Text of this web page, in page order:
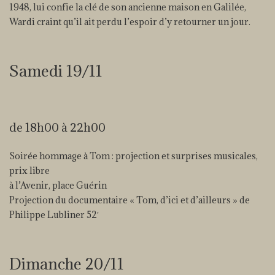
1948, lui confie la clé de son ancienne maison en Galilée,
Wardi craint qu’il ait perdu l’espoir d’y retourner un jour.
Samedi 19/11
de 18h00 à 22h00
Soirée hommage à Tom : projection et surprises musicales,
prix libre
à l’Avenir, place Guérin
Projection du documentaire « Tom, d’ici et d’ailleurs » de
Philippe Lubliner 52′
Dimanche 20/11